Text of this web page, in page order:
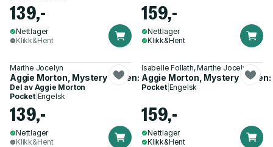
139,-
Nettlager
Klikk&Hent
159,-
Nettlager
Klikk&Hent
Marthe Jocelyn
Aggie Morton, Mystery Queen: Peril at Owl Park
Del av Aggie Morton
Pocket| Engelsk
139,-
Nettlager
Klikk&Hent
Isabelle Follath, Marthe Jocelyn
Aggie Morton, Mystery Queen:
Pocket| Engelsk
159,-
Nettlager
Klikk&Hent